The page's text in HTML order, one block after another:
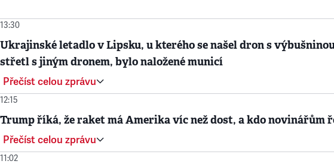
13:30
Ukrajinské letadlo v Lipsku, u kterého se našel dron s
střetl s jiným dronem, bylo naložené municí
Přečíst celou zprávu
12:15
Trump říká, že raket má Amerika víc než dost, a kdo novinářům
Přečíst celou zprávu
11:02